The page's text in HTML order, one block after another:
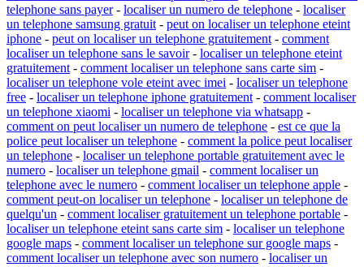
telephone sans payer- localiser un numero de telephone - localiser
un telephone samsung gratuit - peut on localiser un telephone eteint
iphone - peut on localiser un telephone gratuitement - comment
localiser un telephone sans le savoir- localiser un telephone eteint
gratuitement - comment localiser un telephone sans carte sim -
localiser un telephone vole eteint avec imei - localiser un telephone
free - localiser un telephone iphone gratuitement - comment localiser
un telephone xiaomi - localiser un telephone via whatsapp -
comment on peut localiser un numero de telephone - est ce que la
police peut localiser un telephone - comment la police peut localiser
un telephone - localiser un telephone portable gratuitement avec le
numero - localiser un telephone gmail - comment localiser un
telephone avec le numero - comment localiser un telephone apple -
comment peut-on localiser un telephone - localiser un telephone de
quelqu'un - comment localiser gratuitement un telephone portable -
localiser un telephone eteint sans carte sim - localiser un telephone
google maps - comment localiser un telephone sur google maps -
comment localiser un telephone avec son numero - localiser un